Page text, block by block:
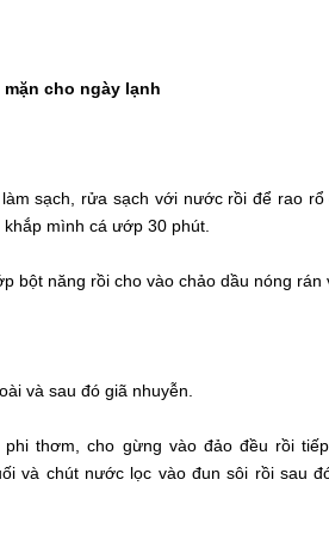
cho ngày lạnh
sạch, rửa sạch với nước rồi để rao
mình cá ướp 30 phút.
bột năng rồi cho vào chảo dầu nóng rán
và sau đó giã nhuyễn.
thơm, cho gừng vào đảo đều rồi
và chút nước lọc vào đun sôi rồi sau